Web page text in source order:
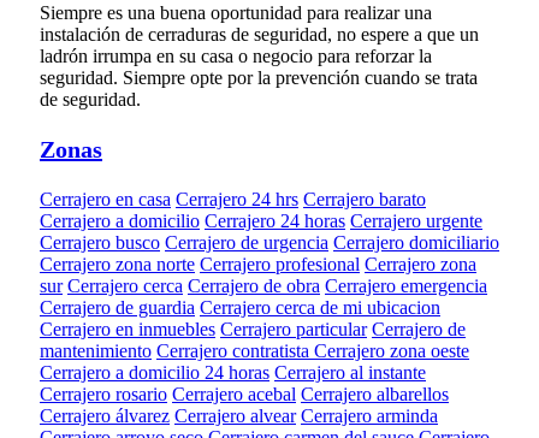
Siempre es una buena oportunidad para realizar una
instalación de cerraduras de seguridad, no espere a que un
ladrón irrumpa en su casa o negocio para reforzar la
seguridad. Siempre opte por la prevención cuando se trata
de seguridad.
Zonas
Cerrajero en casa Cerrajero 24 hrs Cerrajero barato
Cerrajero a domicilio Cerrajero 24 horas Cerrajero urgente
Cerrajero busco Cerrajero de urgencia Cerrajero domiciliario
Cerrajero zona norte Cerrajero profesional Cerrajero zona
sur Cerrajero cerca Cerrajero de obra Cerrajero emergencia
Cerrajero de guardia Cerrajero cerca de mi ubicacion
Cerrajero en inmuebles Cerrajero particular Cerrajero de
mantenimiento Cerrajero contratista Cerrajero zona oeste
Cerrajero a domicilio 24 horas Cerrajero al instante
Cerrajero rosario Cerrajero acebal Cerrajero albarellos
Cerrajero álvarez Cerrajero alvear Cerrajero arminda